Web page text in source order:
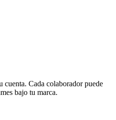
cuenta. Cada colaborador puede
bajo tu marca.